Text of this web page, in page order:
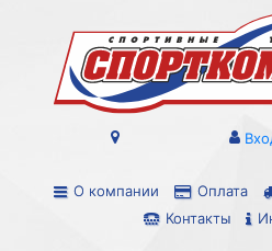
О компании Оплата
Контакты